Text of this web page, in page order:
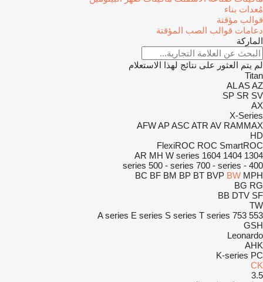
مُعدات بناء
قوالب مؤقتة
دعامات قوالب الصب المؤقتة
الماركة
لم يتم العثور على نتائج لهذا الاستعلام
Titan
ALASAZ
SP SR SV
AX
X-Series
AFWAPASC ATR AV RAMMAX
HD
FlexiROC ROC SmartROC
1304
1404
1604
AR MH W series
400 - series
500 - series 700 - series
BC BF BM BP BT BVP BW MPH
BG RG
BB DTV SF
TW
553
753
A series E series S series T series
GSH
Leonardo
AHK
K-series PC
CK
3.5